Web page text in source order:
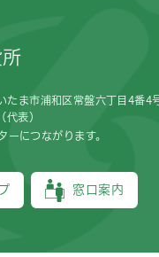
たま市浦和区常盤六丁目4番4
表）
につながります。
窓口案内